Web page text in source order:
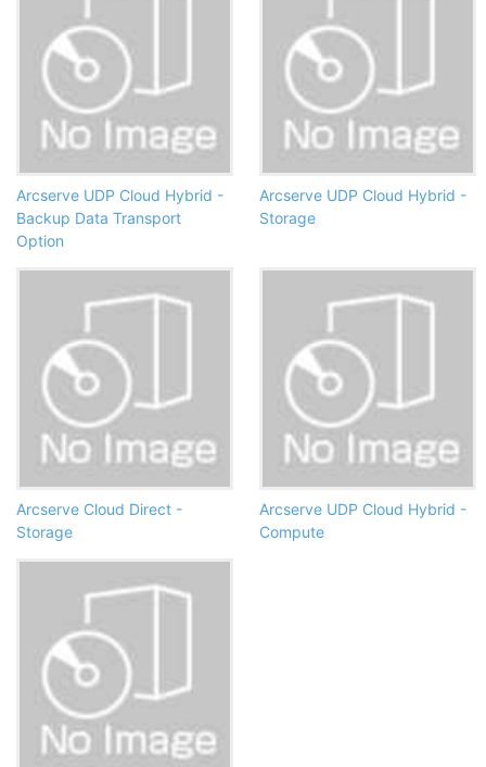
Arcserve UDP Cloud Hybrid -
Backup Data Transport
Option
Arcserve UDP Cloud Hybrid -
Storage
Arcserve Cloud Direct -
Storage
Arcserve UDP Cloud Hybrid -
Compute